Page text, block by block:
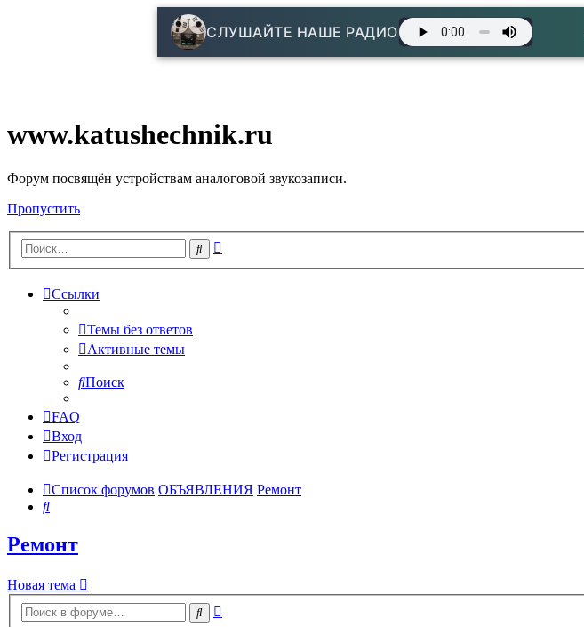
СЛУШАЙТЕ НАШЕ РАДИО
www.katushechnik.ru
Форум посвящён устройствам аналоговой звукозаписи.
Пропустить
Поиск
Ссылки
Темы без ответов
Активные темы
Поиск
FAQ
Вход
Регистрация
Список форумов ОБЪЯВЛЕНИЯ Ремонт
Поиск
Ремонт
Новая тема
Поиск